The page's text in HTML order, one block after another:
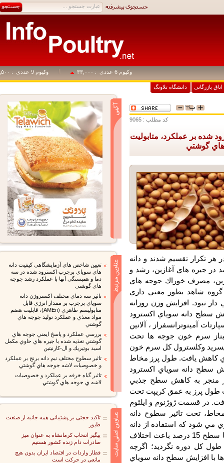
وکیوم 6 عددی : ۳۳,۰۰۰ وکیوم 9 عددی : ۴۹,۵۰۰
بازرگانی دانشگاه تلاونگ
کد مطلب : 9065
بر عملكرد، متابوليت
گوشتي
و 10 قطعه جوجه در هر تكرار تقسيم شدند و دانه
شده در سطوح صفر، 5/7 و 15 درصد در جيره هاي آغازين، رشد و
مصرف خوراك جوجه هاي
به گروه شاهد بطور معني داري
نبود. افزايش وزن روزانه
1 روزگي) با افزايش سطح دانه سوياي اكسترود
آمينوترانسفراز ، آلانين
سرم خون جوجه ها تحت
وكلسترول كل سرم خون
كاهش يافت. طول پرز مخاط
سطح دانه سوياي اكسترود
به كاهش سطح جذبي
پرز به عمق كريپت تحت
در قسمت ژوژنوم و ايلئوم
تحت تاثير سطوح دانه
شود كه استفاده از دانه
سوياي اكسترود شده در دماي 155 درجه سانتيگراد تا سطح 15 درصد باعث اختلاف
كل دوره نگرديد؛ اگرچه
افزايش سطح دانه سوياي
تعيين شاخص هاي آزمايشگاهي كيفيت دانه
هاي سوياي پرچرب اكسترود شده در سه
دما و همبستگي آنها با عملكرد رشد جوجه
هاي گوشتي
تاثير سه دماي مختلف اكستروژن دانه
سوياي پرچرب بر مقدار انرژي قابل
متابوليسم ظاهري (AMEn)، قابليت هضم
مواد مغذي و عملكرد توليد جوجه هاي
گوشتي
بررسي عملكرد و پاسخ ايمني جوجه هاي
گوشتي تغذيه شده با جيره هاي حاوي مكمل
اسيد بوتيريك و ال-كارنيتين
تاثير سطوح مختلف نيم دانه برنج بر عملكرد
و خصوصيات لاشه جوجه هاي گوشتي
تاثير گياه خرفه بر عملكرد و خصوصيات
لاشه ي جوجه هاي گوشتي
تاکید حجتی بر پشتیبانی همه جانبه از صنعت
طیور
پیگیر انتخاب کرمانشاه به عنوان میز
صادرات دام زنده کشور هستیم
قطار واردات در اقتصاد ایران بدون هیچ
مانعی در حرکت است